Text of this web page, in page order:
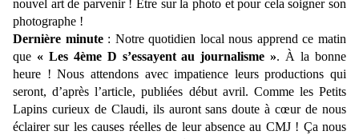
nouvel art de parvenir ! Être sur la photo et pour cela soigner son
photographe !
Dernière minute: Notre quotidien local nous apprend ce matin
que « Les 4ème D s’essayent au journalisme ». À la bonne
heure ! Nous attendons avec impatience leurs productions qui
seront, d’après l’article, publiées début avril. Comme les Petits
Lapins curieux de Claudi, ils auront sans doute à cœur de nous
éclairer sur les causes réelles de leur absence au CMJ ! Ça nous